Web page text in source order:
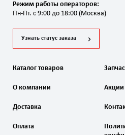
Режим работы операторов:
Пн-Пт. с 9:00 до 18:00 (Москва)
Узнать статус заказа
Каталог товаров
О компании
Доставка
Оплата
Акции